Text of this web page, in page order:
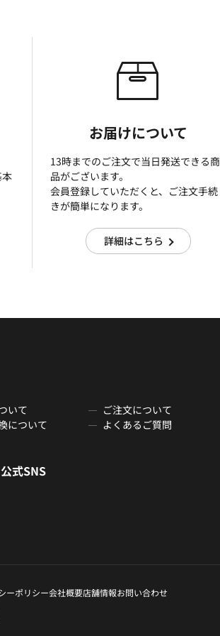
お届けについて
13時までのご注文で当日発送できる商
品がございます。
会員登録していただくと、ご注文手続
きが簡単になります。
詳細はこちら
いて
ご注文について
について よくあるご質問
式SNS
ーポリシー会社概要店舗情報お問い合わせ